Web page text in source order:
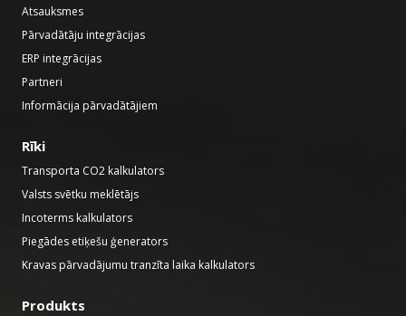
Atsauksmes
Pārvadātāju integrācijas
ERP integrācijas
Partneri
Informācija pārvadātājiem
Rīki
Transporta CO2 kalkulators
Valsts svētku meklētājs
Incoterms kalkulators
Piegādes etiķešu ģenerators
Kravas pārvadājumu tranzīta laika kalkulators
Produkts